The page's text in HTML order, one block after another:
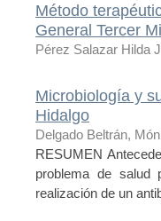
Método
General Tercer
Pérez Salazar Hilda
Microbiología y
Hidalgo
Delgado Beltrán,
RESUMEN
problema de salud
realización de un